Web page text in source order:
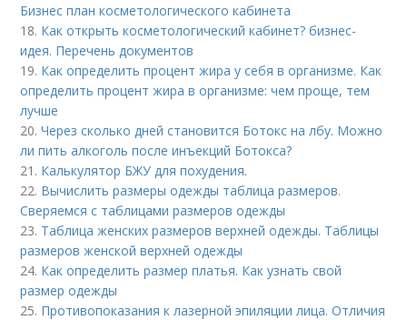
Бизнес план косметологического кабинета
18. Как открыть косметологический кабинет? бизнес-
идея. Перечень документов
19. Как определить процент жира у себя в организме. Как
определить процент жира в организме: чем проще, тем
лучше
20.Через сколько дней становится Ботокс на лбу. Можно
ли пить алкоголь после инъекций Ботокса?
21. Калькулятор БЖУ для похудения.
22. Вычислить размеры одежды таблица размеров.
Сверяемся с таблицами размеров одежды
23. Таблица женских размеров верхней одежды. Таблицы
размеров женской верхней одежды
24. Как определить размер платья. Как узнать свой
размер одежды
25. Противопоказания к лазерной эпиляции лица. Отличия